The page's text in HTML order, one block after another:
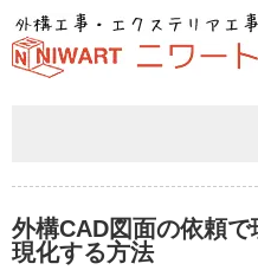
外構CAD図面の依頼
現化する方法